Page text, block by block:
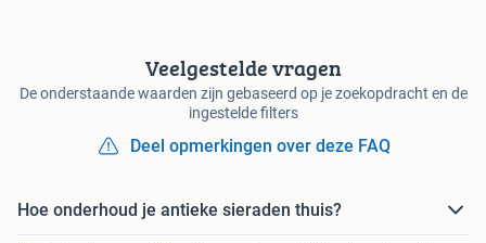
Veelgestelde vragen
De onderstaande waarden zijn gebaseerd op je zoekopdracht en de
ingestelde filters
Deel opmerkingen over deze FAQ
Hoe onderhoud je antieke sieraden thuis?